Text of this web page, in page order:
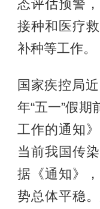
态评估预警
接种和医疗
补种等工作。
国家疾控局
年“五一”假
工作的通知
当前我国传
据《通知》
势总体平稳